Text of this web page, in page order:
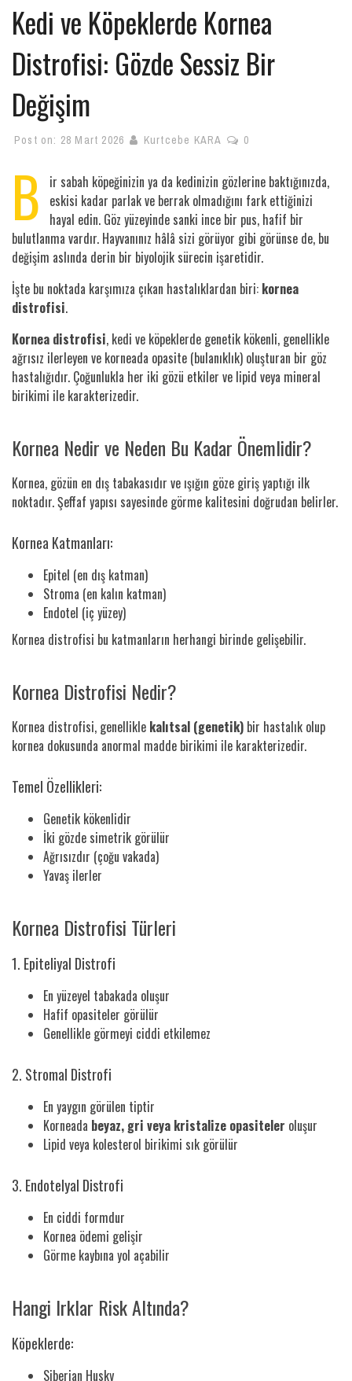
Kedi ve Köpeklerde Kornea
Distrofisi: Gözde Sessiz Bir
Değişim
Post on: 28 Mart 2026 Kurtcebe KARA 0
B
ir sabah köpeğinizin ya da kedinizin gözlerine baktığınızda,
eskisi kadar parlak ve berrak olmadığını fark ettiğinizi
hayal edin. Göz yüzeyinde sanki ince bir pus, hafif bir
bulutlanma vardır. Hayvanınız hâlâ sizi görüyor gibi görünse de, bu
değişim aslında derin bir biyolojik sürecin işaretidir.
İşte bu noktada karşımıza çıkan hastalıklardan biri: kornea
distrofisi.
Kornea distrofisi, kedi ve köpeklerde genetik kökenli, genellikle
ağrısız ilerleyen ve korneada opasite (bulanıklık) oluşturan bir göz
hastalığıdır. Çoğunlukla her iki gözü etkiler ve lipid veya mineral
birikimi ile karakterizedir.
Kornea Nedir ve Neden Bu Kadar Önemlidir?
Kornea, gözün en dış tabakasıdır ve ışığın göze giriş yaptığı ilk
noktadır. Şeffaf yapısı sayesinde görme kalitesini doğrudan belirler.
Kornea Katmanları:
Epitel (en dış katman)
Stroma (en kalın katman)
Endotel (iç yüzey)
Kornea distrofisi bu katmanların herhangi birinde gelişebilir.
Kornea Distrofisi Nedir?
Kornea distrofisi, genellikle kalıtsal (genetik) bir hastalık olup
kornea dokusunda anormal madde birikimi ile karakterizedir.
Temel Özellikleri:
Genetik kökenlidir
İki gözde simetrik görülür
Ağrısızdır (çoğu vakada)
Yavaş ilerler
Kornea Distrofisi Türleri
1. Epiteliyal Distrofi
En yüzeyel tabakada oluşur
Hafif opasiteler görülür
Genellikle görmeyi ciddi etkilemez
2. Stromal Distrofi
En yaygın görülen tiptir
Korneada beyaz, gri veya kristalize opasiteler oluşur
Lipid veya kolesterol birikimi sık görülür
3. Endotelyal Distrofi
En ciddi formdur
Kornea ödemi gelişir
Görme kaybına yol açabilir
Hangi Irklar Risk Altında?
Köpeklerde:
Siberian Husky